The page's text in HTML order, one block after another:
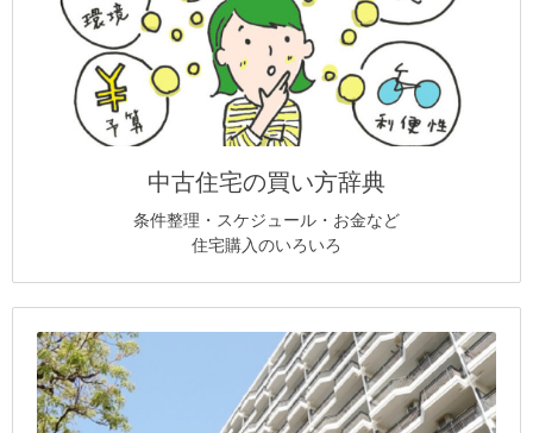
中古住宅の買い方辞典
条件整理・スケジュール・お金など
住宅購入のいろいろ